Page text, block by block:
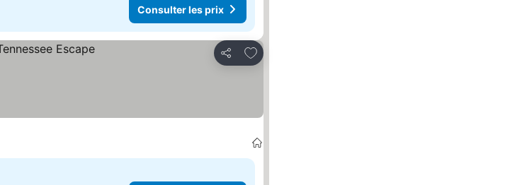
Consulter les prix
Partager
Ajouter à mes favoris